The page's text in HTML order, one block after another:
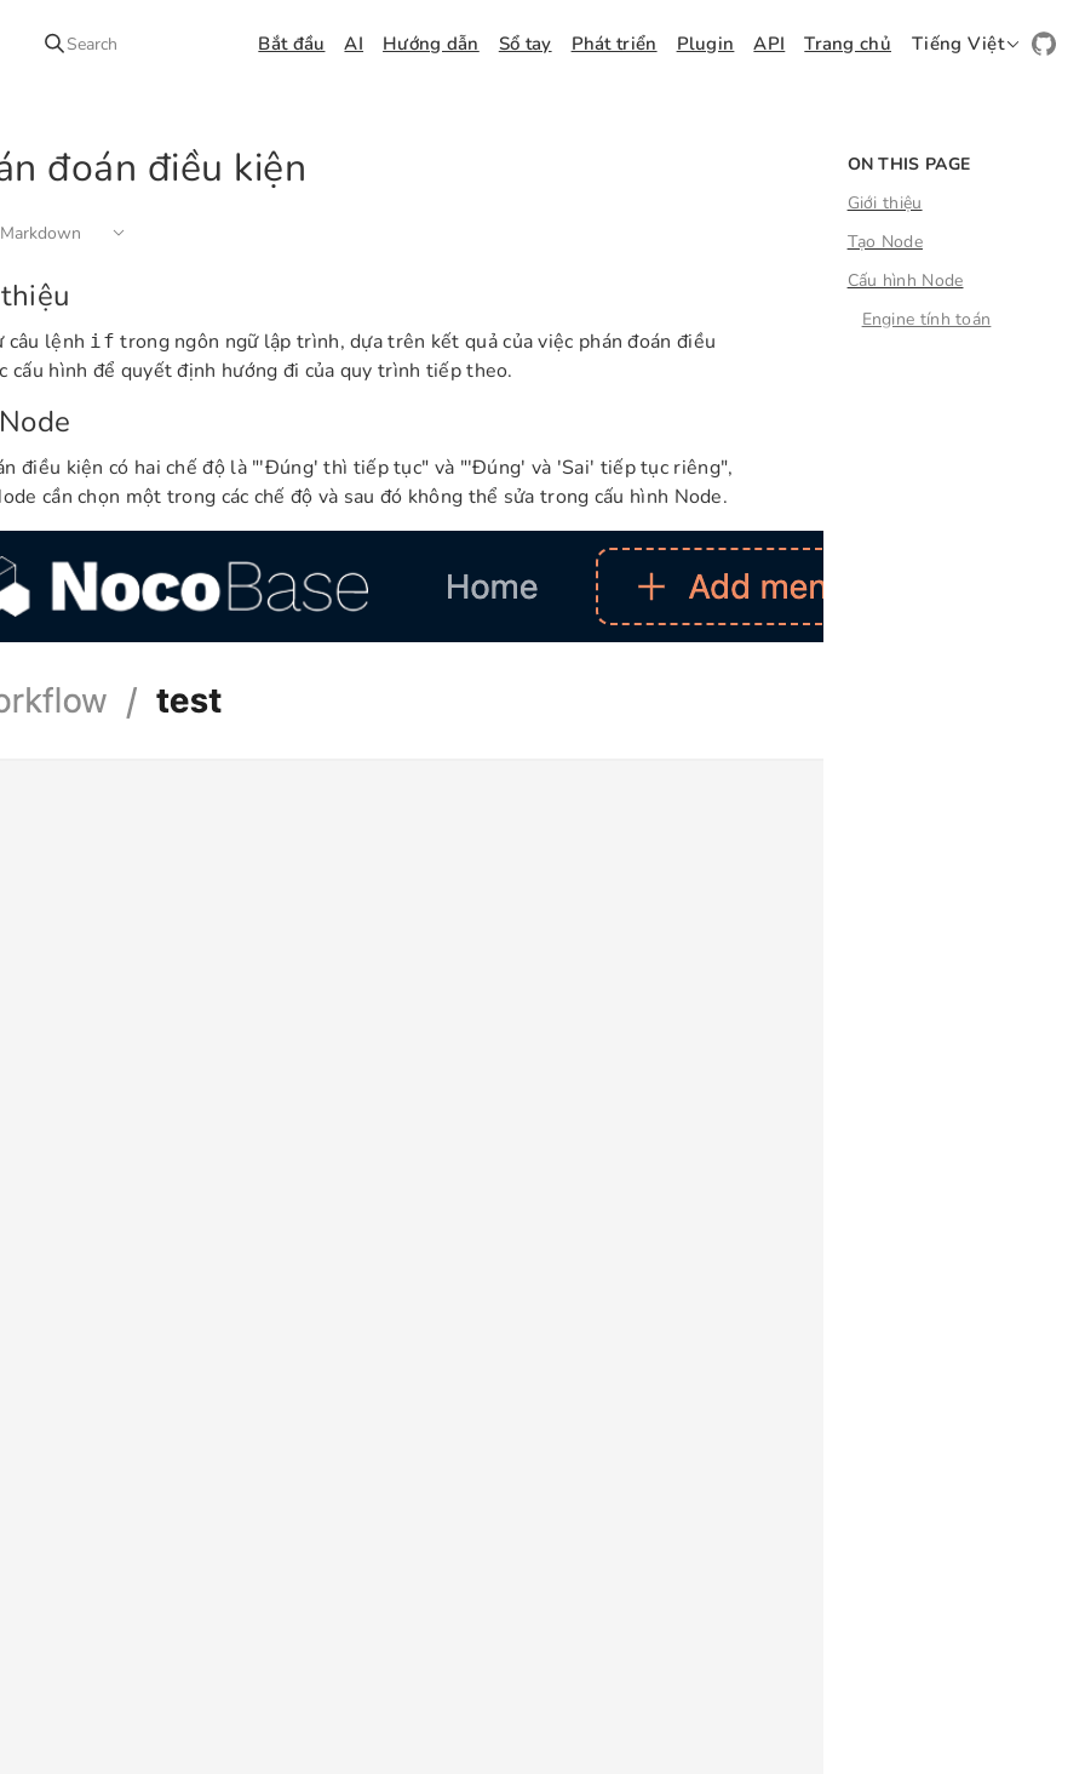
Search Bắt đầu AI Hướng dẫn Sổ tay Phát triển Plugin API Trang chủ Tiếng Việt
đoán điều kiện
câu lệnh if trong ngôn ngữ lập trình, dựa trên kết quả của việc phán đoán điều
cấu hình để quyết định hướng đi của quy trình tiếp theo.
điều kiện có hai chế độ là "'Đúng' thì tiếp tục" và "'Đúng' và 'Sai' tiếp tục riêng",
cần chọn một trong các chế độ và sau đó không thể sửa trong cấu hình Node.
ON THIS PAGE
Giới thiệu
Tạo Node
Cấu hình Node
Engine tính toán